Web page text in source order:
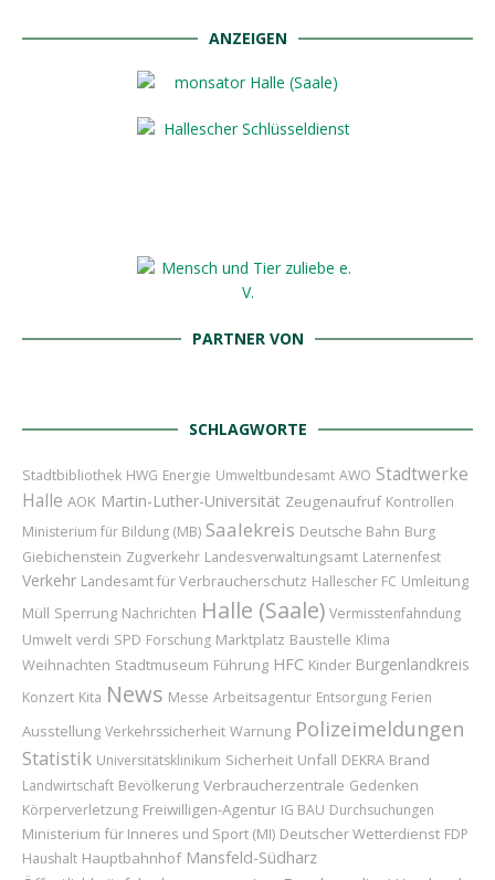
ANZEIGEN
PARTNER VON
SCHLAGWORTE
Stadtbibliothek HWG Energie Umweltbundesamt AWO Stadtwerke
Halle AOK Martin-Luther-Universität Zeugenaufruf Kontrollen
Ministerium für Bildung (MB) Saalekreis Deutsche Bahn Burg
Giebichenstein Zugverkehr Landesverwaltungsamt Laternenfest
Verkehr Landesamt für Verbraucherschutz Hallescher FC Umleitung
Müll Sperrung Nachrichten Halle (Saale) Vermisstenfahndung
Umwelt verdi SPD Forschung Marktplatz Baustelle Klima
Weihnachten Stadtmuseum Führung HFC Kinder Burgenlandkreis
Konzert Kita News Messe Arbeitsagentur Entsorgung Ferien
Ausstellung Verkehrssicherheit Warnung Polizeimeldungen
Statistik Universitätsklinikum Sicherheit Unfall DEKRA Brand
Landwirtschaft Bevölkerung Verbraucherzentrale Gedenken
Körperverletzung Freiwilligen-Agentur IG BAU Durchsuchungen
Ministerium für Inneres und Sport (MI) Deutscher Wetterdienst FDP
Haushalt Hauptbahnhof Mansfeld-Südharz